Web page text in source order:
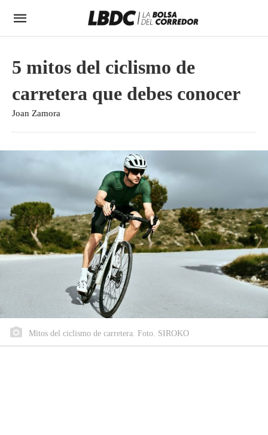
5 mitos del ciclismo de
carretera que debes conocer
Joan Zamora
Mitos del ciclismo de carretera. Foto. SIROKO